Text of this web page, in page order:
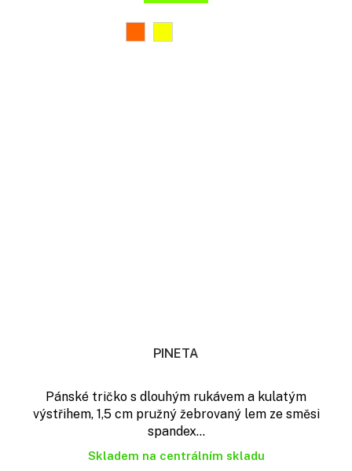
PINETA
Pánské tričko s dlouhým rukávem a kulatým
výstřihem, 1,5 cm pružný žebrovaný lem ze směsi
spandex...
Skladem na centrálním skladu